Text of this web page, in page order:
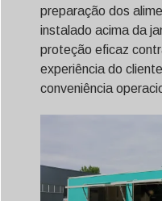
preparação dos
instalado acima da
proteção eficaz
experiência do
conveniência